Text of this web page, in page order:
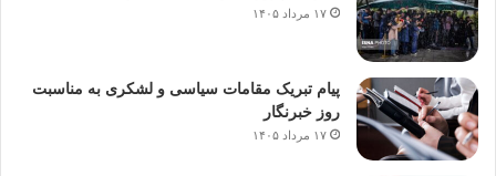
۱۷ مرداد ۱۴۰۵
پیام تبریک مقامات سیاسی و لشکری به مناسبت
روز خبرنگار
۱۷ مرداد ۱۴۰۵